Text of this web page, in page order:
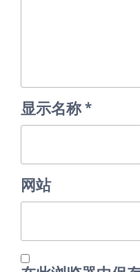
显示名称*
网站